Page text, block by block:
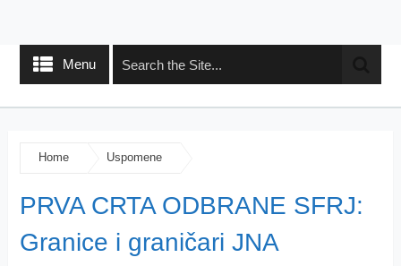
Menu
Home Uspomene
PRVA CRTA ODBRANE SFRJ:
Granice i graničari JNA